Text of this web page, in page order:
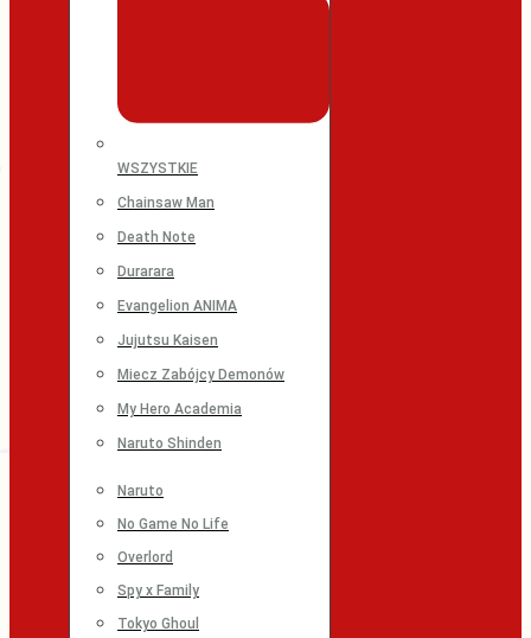
WSZYSTKIE
Chainsaw Man
Death Note
Durarara
Evangelion ANIMA
Jujutsu Kaisen
Miecz Zabójcy Demonów
My Hero Academia
Naruto Shinden
Naruto
No Game No Life
Overlord
Spy x Family
Tokyo Ghoul